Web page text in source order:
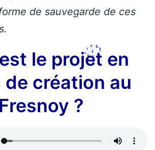
de sauvegarde de ces
le projet en
création au
Fresnoy ?